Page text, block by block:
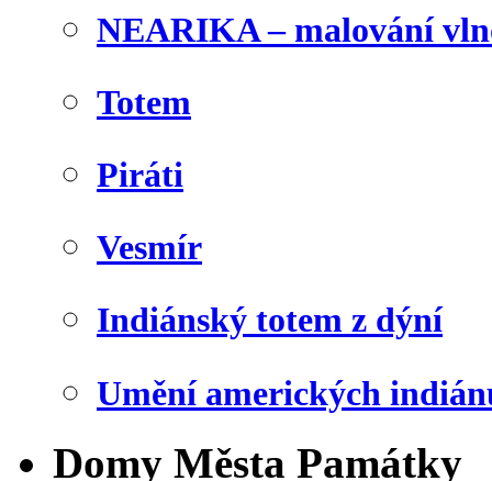
NEARIKA – malování
Totem
Piráti
Vesmír
Indiánský totem z dýní
Umění amerických
Domy Města Památky